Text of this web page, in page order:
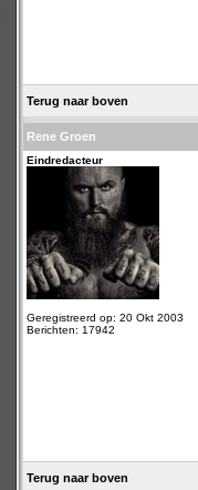
Terug naar boven
Rene Groen
Eindredacteur
Geregistreerd op: 20 Okt 2003
Berichten: 17942
Terug naar boven